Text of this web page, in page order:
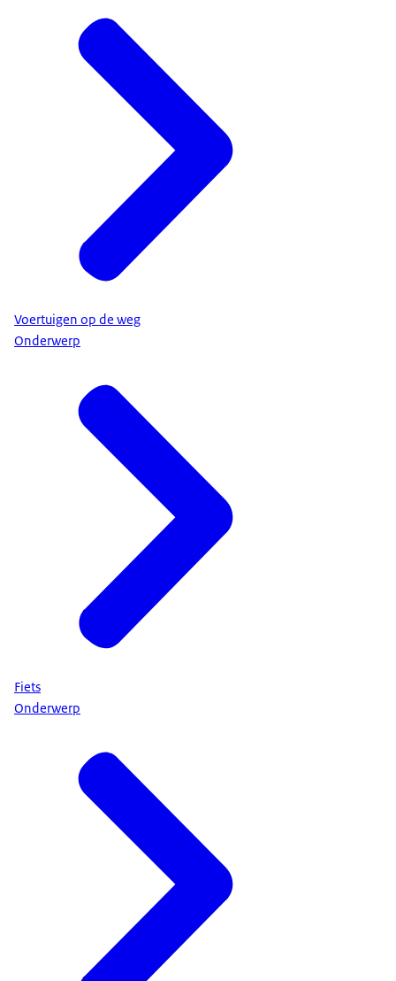
Voertuigen op de weg
Onderwerp
Fiets
Onderwerp